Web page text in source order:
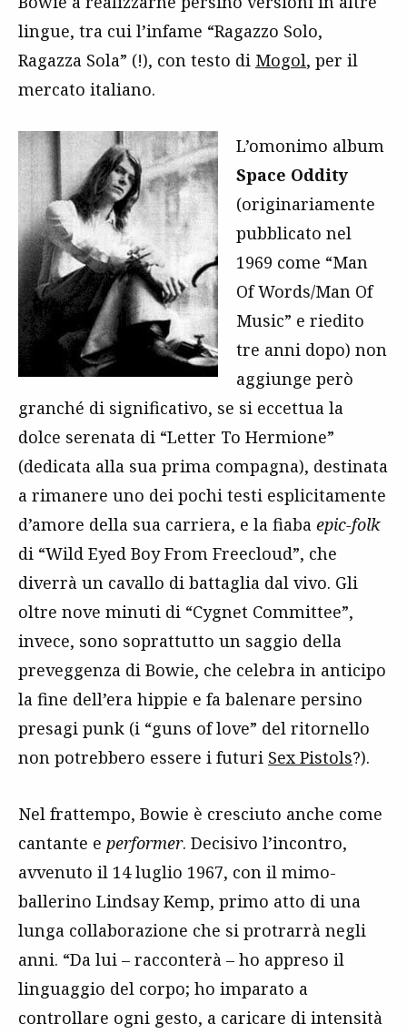
lingue, tra cui l’infame “Ragazzo Solo,
Ragazza Sola” (!), con testo di Mogol, per il
mercato italiano.
L’omonimo album
Space Oddity
(originariamente
pubblicato nel
1969 come “Man
Of Words/Man Of
Music” e riedito
tre anni dopo) non
aggiunge però
granché di significativo, se si eccettua la
dolce serenata di “Letter To Hermione”
(dedicata alla sua prima compagna), destinata
a rimanere uno dei pochi testi esplicitamente
d’amore della sua carriera, e la fiaba epic-folk
di “Wild Eyed Boy From Freecloud”, che
diverrà un cavallo di battaglia dal vivo. Gli
oltre nove minuti di “Cygnet Committee”,
invece, sono soprattutto un saggio della
preveggenza di Bowie, che celebra in anticipo
la fine dell’era hippie e fa balenare persino
presagi punk (i “guns of love” del ritornello
non potrebbero essere i futuri Sex Pistols?).
Nel frattempo, Bowie è cresciuto anche come
cantante e performer. Decisivo l’incontro,
avvenuto il 14 luglio 1967, con il mimo-
ballerino Lindsay Kemp, primo atto di una
lunga collaborazione che si protrarrà negli
anni. “Da lui – racconterà – ho appreso il
linguaggio del corpo; ho imparato a
controllare ogni gesto, a caricare di intensità